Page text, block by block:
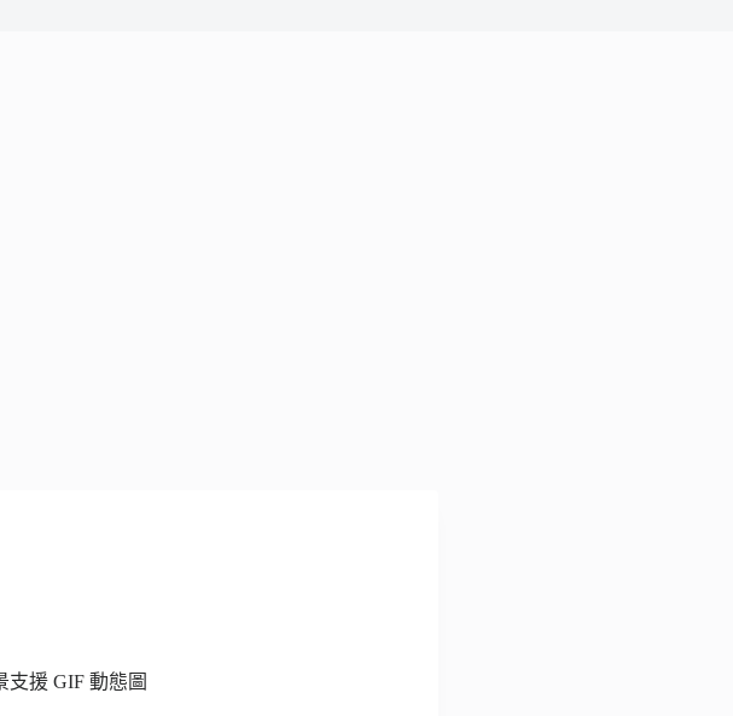
支援 GIF 動態圖